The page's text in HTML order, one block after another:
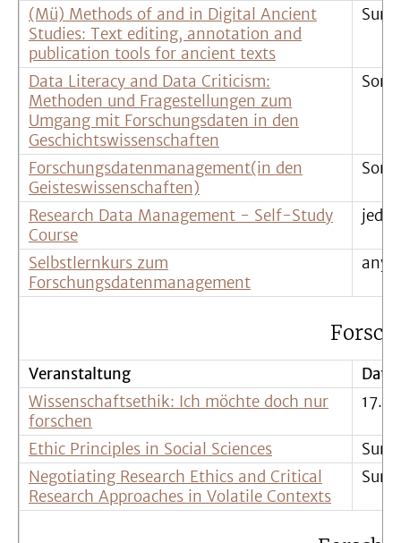
(Mü) Methods of and in Digital Ancient
Studies: Text editing, annotation and
publication tools for ancient texts
Data Literacy and Data Criticism:
Methoden und Fragestellungen zum
Umgang mit Forschungsdaten in den
Geschichtswissenschaften
Forschungsdatenmanagement(in den
Geisteswissenschaften)
Research Data Management - Self-Study
Course
Selbstlernkurs zum
Forschungsdatenmanagement
Veranstaltung
Wissenschaftsethik: Ich möchte doch nur
forschen
17.-
Ethic Principles in Social Sciences
Negotiating Research Ethics and Critical
Research Approaches in Volatile Contexts